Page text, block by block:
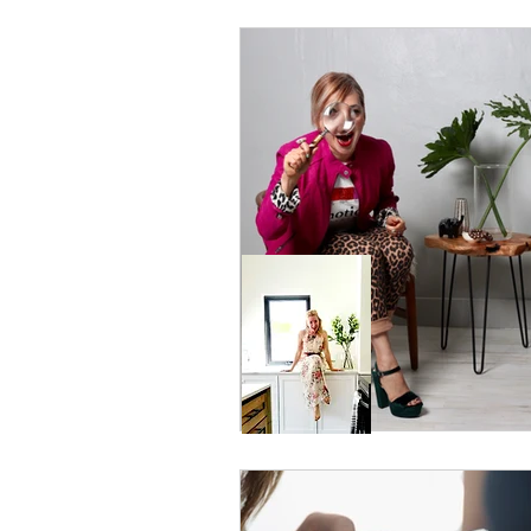
Limpieza energetica
ESTILO BOHEMIO kitchen
RGV Pharr FENG SHUI